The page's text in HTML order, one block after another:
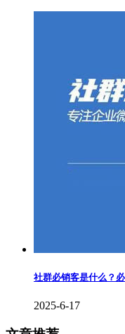
社群必销客是什么？
2025-6-17